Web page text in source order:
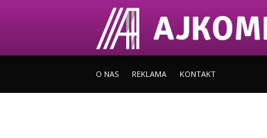
O NAS REKLAMA KONTAKT